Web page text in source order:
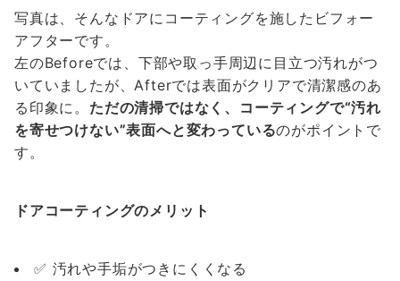
写真は、そんなドアにコーティングを施したビフォー
アフターです。
左のBeforeでは、下部や取っ手周辺に目立つ汚れがつ
いていましたが、Afterでは表面がクリアで清潔感のあ
る印象に。 ただの清掃ではなく、コーティングで“汚れ
を寄せつけない”表面へと変わっているのがポイントで
す。
ドアコーティングのメリット
✅ 汚れや手垢がつきにくくなる